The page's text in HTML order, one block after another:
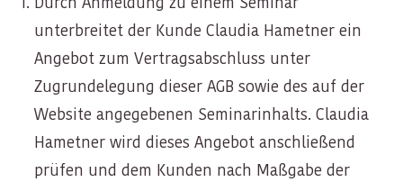
unterbreitet der Kunde Claudia Hametner ein
Angebot zum Vertragsabschluss unter
Zugrundelegung dieser AGB sowie des auf der
Website angegebenen Seminarinhalts. Claudia
Hametner wird dieses Angebot anschließend
prüfen und dem Kunden nach Maßgabe der